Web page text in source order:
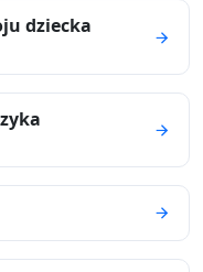
dziecka